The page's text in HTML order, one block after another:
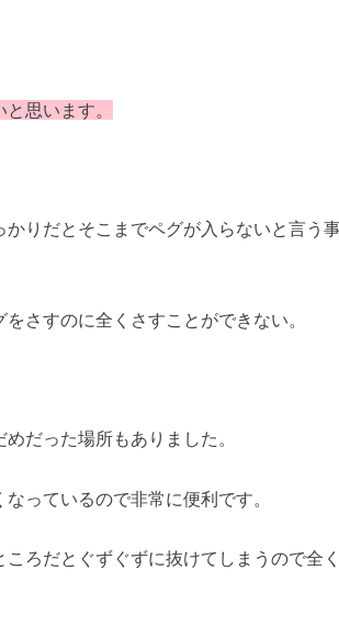
思います。
りだとそこまでペグが入らないと言う
さすのに全くさすことができない。
だった場所もありました。
っているので非常に便利です。
ろだとぐずぐずに抜けてしまうので全